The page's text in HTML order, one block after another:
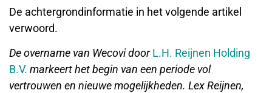
De achtergrondinformatie in het volgende artikel
verwoord.
De overname van Wecovi doorL.H. Reijnen Holding
B.V. markeert het begin van een periode vol
vertrouwen en nieuwe mogelijkheden. Lex Reijnen,